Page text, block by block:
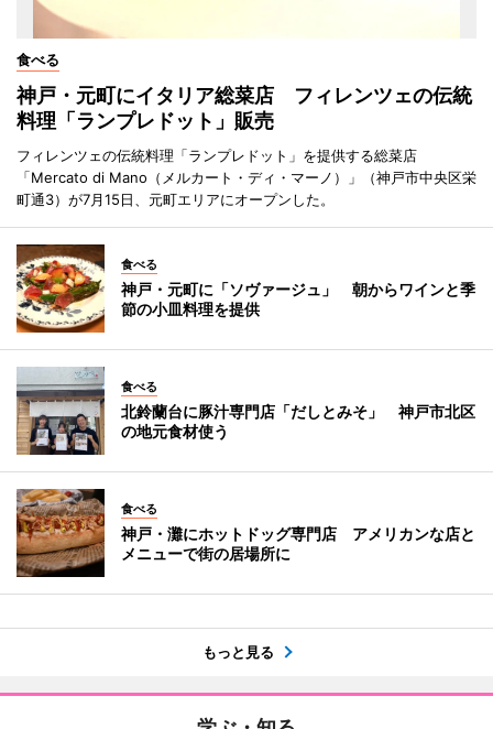
食べる
神戸・元町にイタリア総菜店 フィレンツェの伝統
料理「ランプレドット」販売
フィレンツェの伝統料理「ランプレドット」を提供する総菜店
「Mercato di Mano（メルカート・ディ・マーノ）」（神戸市中央区栄
町通3）が7月15日、元町エリアにオープンした。
食べる
神戸・元町に「ソヴァージュ」 朝からワインと季
節の小皿料理を提供
食べる
北鈴蘭台に豚汁専門店「だしとみそ」 神戸市北区
の地元食材使う
食べる
神戸・灘にホットドッグ専門店 アメリカンな店と
メニューで街の居場所に
もっと見る